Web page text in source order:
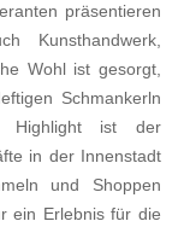
präsentieren
Kunsthandwerk,
Wohl ist gesorgt,
Schmankerln
Highlight ist der
in der Innenstadt
und Shoppen
ein Erlebnis für die